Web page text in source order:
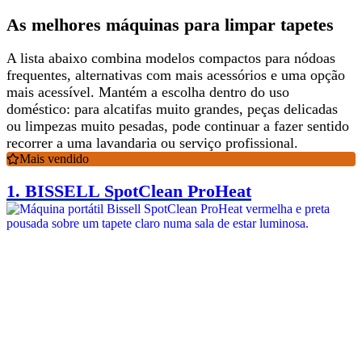
As melhores máquinas para limpar tapetes
A lista abaixo combina modelos compactos para nódoas
frequentes, alternativas com mais acessórios e uma opção
mais acessível. Mantém a escolha dentro do uso
doméstico: para alcatifas muito grandes, peças delicadas
ou limpezas muito pesadas, pode continuar a fazer sentido
recorrer a uma lavandaria ou serviço profissional.
Mais vendido
1. BISSELL SpotClean ProHeat